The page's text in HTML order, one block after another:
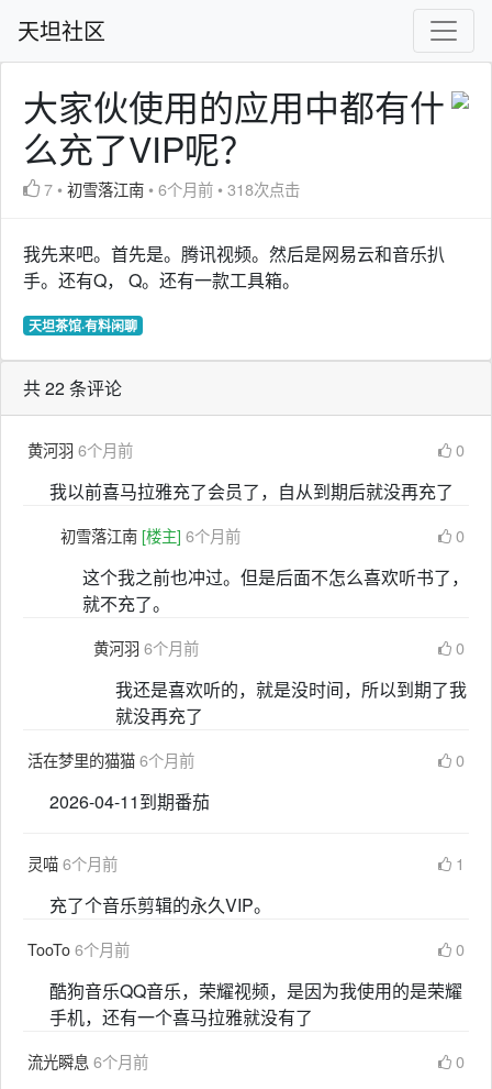
天坦社区
大家伙使用的应用中都有什
么充了VIP呢？
7 •初雪落江南 •6个月前 •318次点击
我先来吧。首先是。腾讯视频。然后是网易云和音乐扒
手。还有Q， Q。还有一款工具箱。
天坦茶馆·有料闲聊
共 22 条评论
黄河羽 6个月前 0
我以前喜马拉雅充了会员了，自从到期后就没再充了
初雪落江南 [楼主] 6个月前 0
这个我之前也冲过。但是后面不怎么喜欢听书了，
就不充了。
黄河羽 6个月前 0
我还是喜欢听的，就是没时间，所以到期了我
就没再充了
活在梦里的猫猫6个月前 0
2026-04-11到期番茄
灵喵6个月前 1
充了个音乐剪辑的永久VIP。
TooTo6个月前 0
酷狗音乐QQ音乐，荣耀视频，是因为我使用的是荣耀
手机，还有一个喜马拉雅就没有了
流光瞬息 6个月前 0